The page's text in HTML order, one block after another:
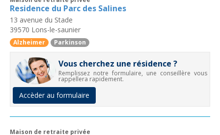
Residence du Parc des Salines
13 avenue du Stade
39570 Lons-le-saunier
Alzheimer Parkinson
Vous cherchez une résidence ?
Remplissez notre formulaire, une conseillère vous
rappellera rapidement.
Accèder au formulaire
Maison de retraite privée